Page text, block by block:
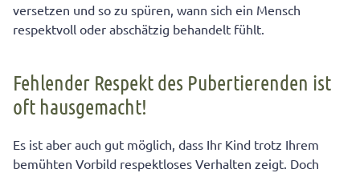
versetzen und so zu spüren, wann sich ein Mensch
respektvoll oder abschätzig behandelt fühlt.
Fehlender Respekt des Pubertierenden ist
oft hausgemacht!
Es ist aber auch gut möglich, dass Ihr Kind trotz Ihrem
bemühten Vorbild respektloses Verhalten zeigt. Doch